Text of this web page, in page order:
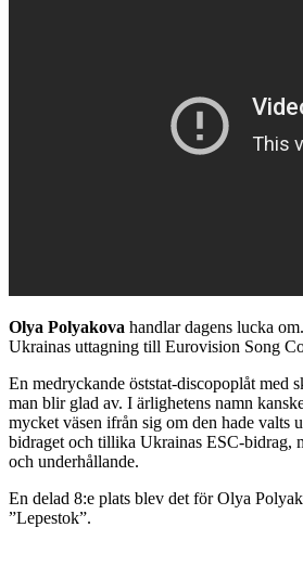
Olya Polyakova handlar dagens lucka
Ukrainas uttagning till Eurovision Song
En medryckande öststat-discopoplåt med
man blir glad av. I ärlighetens namn
mycket väsen ifrån sig om den hade valts
bidraget och tillika Ukrainas ESC-bidrag,
och underhållande.
En delad 8:e plats blev det för Olya
”Lepestok”.